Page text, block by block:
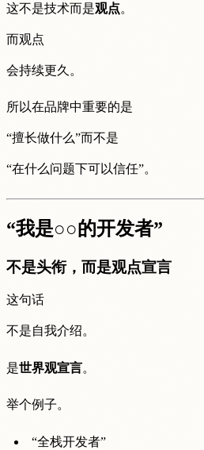
这不是技术而是观点。
而观点
会持续更久。
所以在品牌中重要的是
“擅长做什么”而不是
“在什么问题下可以信任”。
“我是○○的开发者”
不是头衔，而是观点宣言
这句话
不是自我介绍。
是世界观宣言。
举个例子。
“全栈开发者”